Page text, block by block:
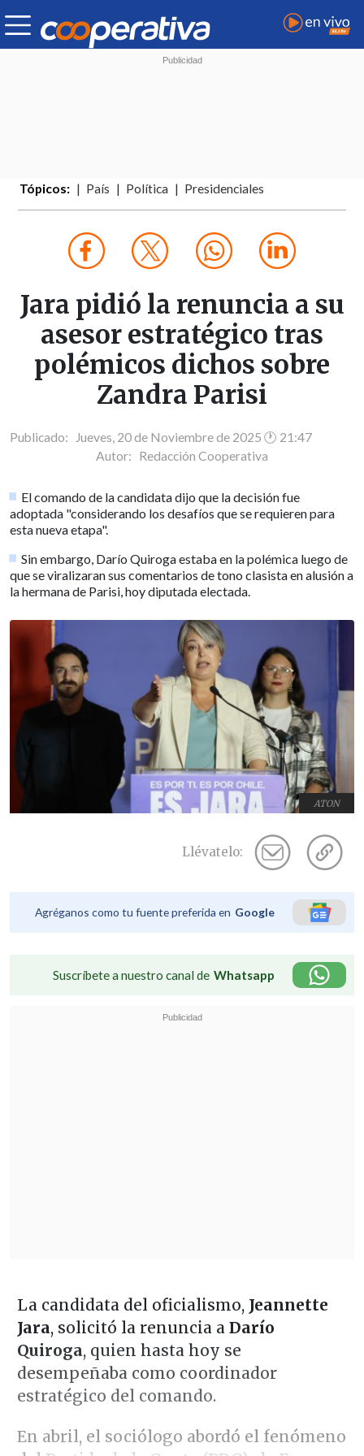
Tópicos: País Política Presidenciales
Jara pidió la renuncia a su
asesor estratégico tras
polémicos dichos sobre
Zandra Parisi
Publicado: Jueves, 20 de Noviembre de 2025 🕐 21:47
Autor: Redacción Cooperativa
El comando de la candidata dijo que la decisión fue
adoptada "considerando los desafíos que se requieren para
esta nueva etapa".
Sin embargo, Darío Quiroga estaba en la polémica luego de
que se viralizaran sus comentarios de tono clasista en alusión a
la hermana de Parisi, hoy diputada electada.
ATON
Llévatelo:
Agréganos como tu fuente preferida en Google
Suscríbete a nuestro canal de Whatsapp
La candidata del oficialismo, Jeannette
Jara, solicitó la renuncia a Darío
Quiroga, quien hasta hoy se
desempeñaba como coordinador
estratégico del comando.
En abril, el sociólogo abordó el fenómeno